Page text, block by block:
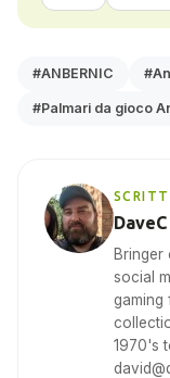
#ANBERNIC
#Palmari da gioco
DaveC
Bringer
social
gaming
1970's